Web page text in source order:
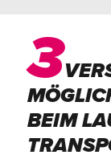
3
BEIM